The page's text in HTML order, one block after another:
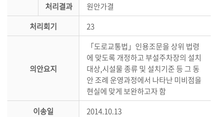
정
공
안
처리결과
원안가결
처리회기
23
의안요지
「도로교통법」인용조문을 상위 법령
에 맞도록 개정하고 부설주차장의 설치
대상,시설물 종류 및 설치기준 등 그 동
안 조례 운영과정에서 나타난 미비점을
현실에 맞게 보완하고자 함
이송일
2014.10.13